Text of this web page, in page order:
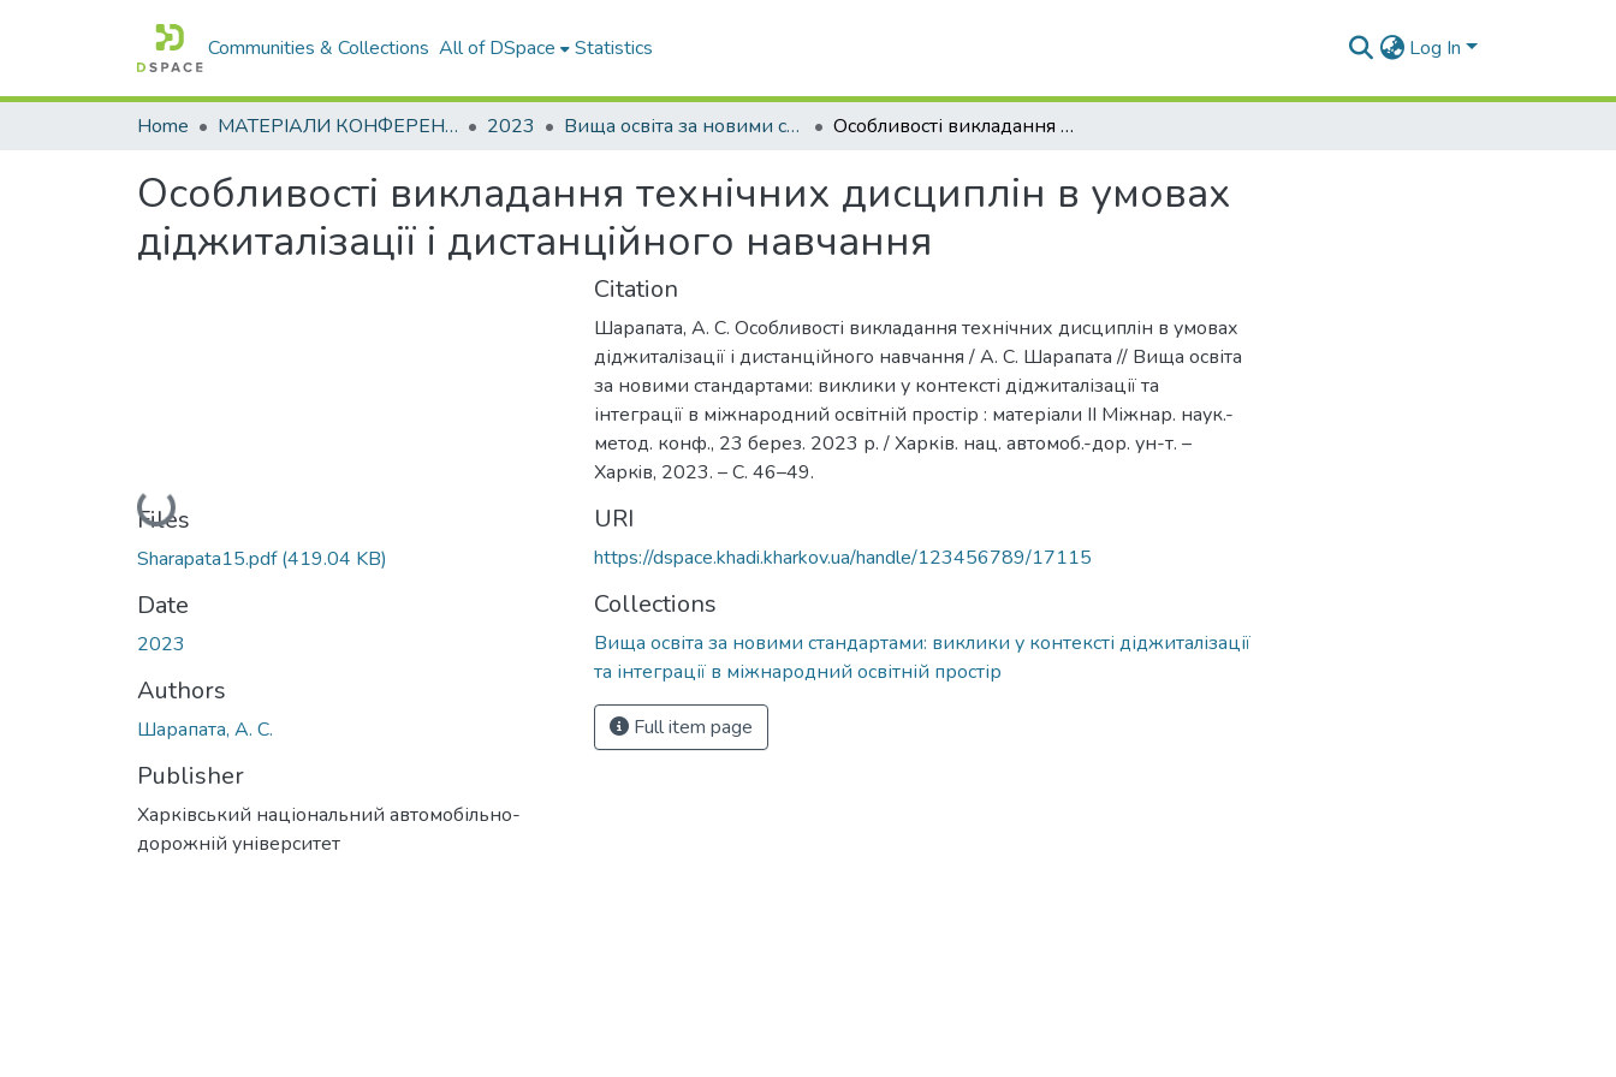
Communities & Collections All of DSpace Statistics Log In
Home МАТЕРІАЛИ КОНФЕРЕНЦІЙ 2023 Вища освіта за новими стандартами: виклики у контексті діджиталізації та інтеграції в міжнародний освітній простір Особливості викладання технічних дисциплін в умовах діджиталізації і дистанційного навчання
Особливості викладання технічних дисциплін в умовах
діджиталізації і дистанційного навчання
Loading...
Files
Sharapata15.pdf(419.04 KB)
Date
2023
Authors
Шарапата, А. С.
Publisher
Харківський національний автомобільно-
дорожній університет
Citation
Шарапата, А. С. Особливості викладання технічних дисциплін в умовах
діджиталізації і дистанційного навчання / А. С. Шарапата // Вища освіта
за новими стандартами: виклики у контексті діджиталізації та
інтеграції в міжнародний освітній простір : матеріали ІІ Міжнар. наук.-
метод. конф., 23 берез. 2023 р. / Харків. нац. автомоб.-дор. ун-т. –
Харкiв, 2023. – С. 46–49.
URI
https://dspace.khadi.kharkov.ua/handle/123456789/17115
Collections
Вища освіта за новими стандартами: виклики у контексті діджиталізації
та інтеграції в міжнародний освітній простір
Full item page